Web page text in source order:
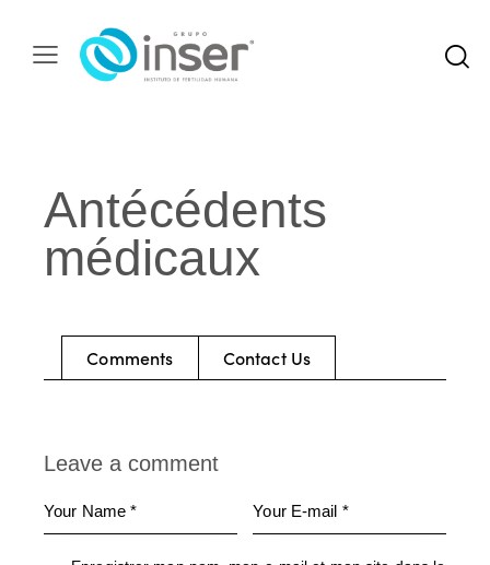
Antécédents
médicaux
Comments Contact Us
Leave a comment